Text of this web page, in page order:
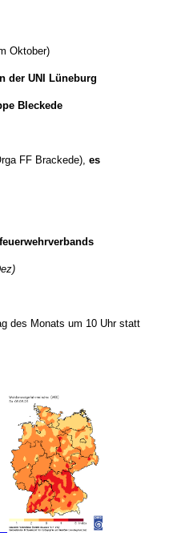
Oktober)
der UNI Lüneburg
Bleckede
FF Brackede), es
des Monats um 10 Uhr statt